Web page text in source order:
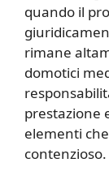
quando il
rimane
domotici
prestazione
elementi
contenzioso.